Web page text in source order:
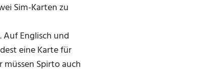
Sim-Karten zu
Englisch und
eine Karte für
Spirto auch